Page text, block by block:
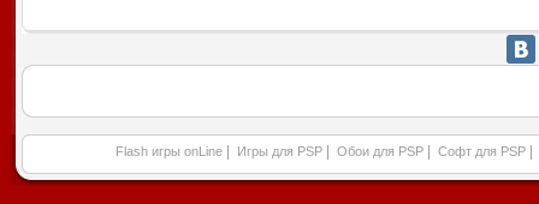
Flash игры onLine Игры для PSP Обои для PSP Софт для PSP